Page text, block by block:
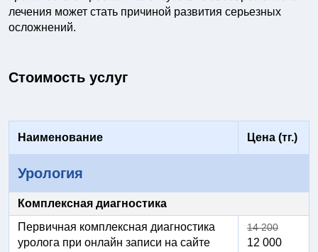
лечения может стать причиной развития серьезных
осложнений.
Стоимость услуг
Наименование Цена (тг.)
Урология
Комплексная диагностика
Первичная комплексная диагностика
уролога при онлайн записи на сайте
14 200
12 000